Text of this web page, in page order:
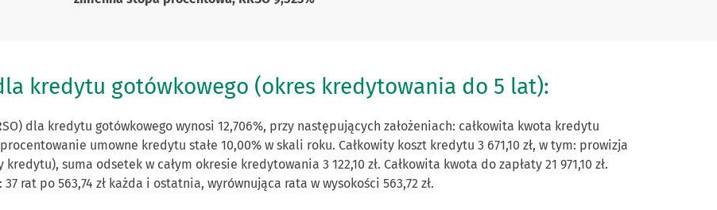
kredytu gotówkowego (okres kredytowania do 5 lat):
dla kredytu gotówkowego wynosi 12,706%, przy następujących założeniach: całkowita kwota kredytu
umowne kredytu stałe 10,00% w skali roku. Całkowity koszt kredytu 3 671,10 zł, w tym: prowizja
suma odsetek w całym okresie kredytowania 3 122,10 zł. Całkowita kwota do zapłaty 21 971,10 zł.
rat po 563,74 zł każda i ostatnia, wyrównująca rata w wysokości 563,72 zł.